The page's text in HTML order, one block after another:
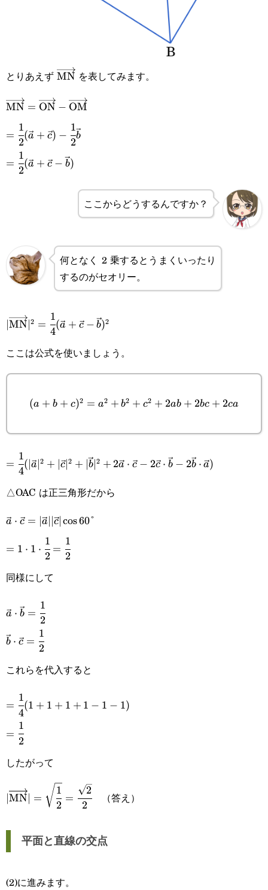
とりあえず \overrightarrow{\text{MN}}
MN を表してみます。
\overrightarrow{\text{OM}}
MN = ON − OM
=\cfrac{1}{2}
(\vec{a}+\vec{c})-
\cfrac{1}
=
2
1
(a + c) −
2
1
b
=\cfrac{1}{2}
(\vec{a}+\vec{c}-
=
2
1
(a + c − b)
ここからどうするんですか？
何となく 2 乗するとうまくいったり
するのがセオリー。
|\overrightarrow{\text{MN}}|^2=\cfrac{1}
{4}(\vec{a}+\vec{c}-\vec{b})^2
MN 2 =
4
1
(a + c − b)2
ここは公式を使いましょう。
(a+b+c)^2=a^2+b^2+c^2+2ab+2bc+2ca
(a + b + c)2 = a2 + b2 + c2 + 2ab + 2bc + 2ca
=\cfrac{1}{4}
=
4
1
( a 2 + c∣ 2 + b∣ 2 + 2a ⋅ c − 2c ⋅ b − 2b ⋅ a)
△OAC は正三角形だから
\vec{a}\cdot\vec{c}=|\vec{a}||\vec{c}|\cos60\degree
a ⋅ c = a c∣ cos60°
=1\cdot1\cdot\cfrac{1}
{2}=\cfrac{1}{2}
= 1 ⋅ 1 ⋅
2
1
=
2
1
同様にして
\vec{a}\cdot\vec{b}=\cfrac{1}
a ⋅ b =
2
1
\vec{b}\cdot\vec{c}=\cfrac{1}
b ⋅ c =
2
1
これらを代入すると
=\cfrac{1}
{4}
(1+1+1+1-
1-1)
=
4
1
(1 + 1 + 1 + 1 − 1 − 1)
=\cfrac{1}
{2}
=
2
1
したがって
|\overrightarrow{\text{MN}}|=\sqrt{\cfrac{1}
{2}}=\cfrac{\sqrt{2}}{2}
∣MN∣ =
2
1
=
2
2
（答え）
平面と直線の交点
(2)に進みます。